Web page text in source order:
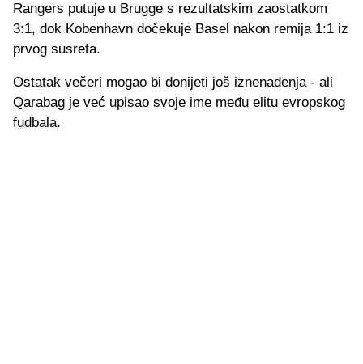
Rangers putuje u Brugge s rezultatskim zaostatkom
3:1, dok Kobenhavn dočekuje Basel nakon remija 1:1 iz
prvog susreta.
Ostatak večeri mogao bi donijeti još iznenađenja - ali
Qarabag je već upisao svoje ime među elitu evropskog
fudbala.